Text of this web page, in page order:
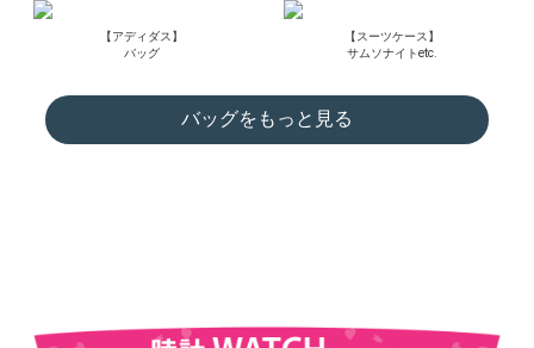
【アディダス】
バッグ
【スーツケース】
サムソナイトetc.
バッグをもっと見る